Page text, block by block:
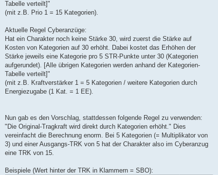
Tabelle verteilt]"
(mit z.B. Prio 1 = 15 Kategorien).
Aktuelle Regel Cyberanzüge:
Hat ein Charakter noch keine Stärke 30, wird zuerst die Stärke auf
Kosten von Kategorien auf 30 erhöht. Dabei kostet das Erhöhen der
Stärke jeweils eine Kategorie pro 5 STR-Punkte unter 30 (Kategorien
aufgerundet). [Alle übrigen Kategorien werden anhand der Kategorien-
Tabelle verteilt]"
(mit z.B. Kraftverstärker 1 = 5 Kategorien / weitere Kategorien durch
Energiezugabe (1 Kat. = 1 EE).
Nun gab es den Vorschlag, stattdessen folgende Regel zu verwenden:
"Die Original-Tragkraft wird direkt durch Kategorien erhöht." Dies
vereinfacht die Berechnung enorm. Bei 5 Kategorien (= Multiplikator von
3) und einer Ausgangs-TRK von 5 hat der Charakter also im Cyberanzug
eine TRK von 15.
Beispiele (Wert hinter der TRK in Klammern = SBO):